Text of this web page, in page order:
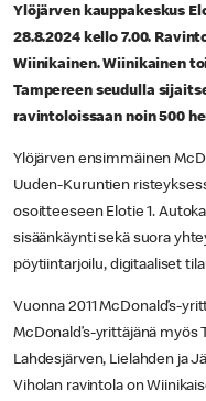
Ylöjärven kauppakeskus
28.8.2024 kello 7.00.
Wiinikainen. Wiinikainen
Tampereen seudulla
ravintoloissaan noin 500
Ylöjärven ensimmäinen
Uuden-Kuruntien
osoitteeseen Elotie 1.
sisäänkäynti sekä suora
pöytiintarjoilu, digitaaliset
Vuonna 2011 McDonald’s-
McDonald’s-yrittäjänä
Lahdesjärven, Lielahden ja
Viholan ravintola on